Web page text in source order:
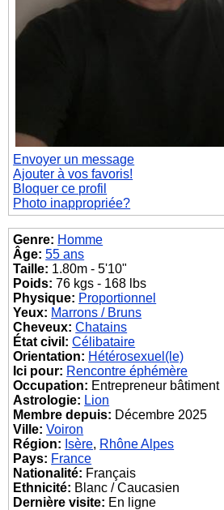
Envoyer un message
Ajouter à vos favoris!
Bloquer ce profil
Photo inappropriée?
Genre: Homme
Âge: 55 ans
Taille: 1.80m - 5'10"
Poids: 76 kgs - 168 lbs
Physique: Proportionnel
Yeux: Marrons / Bruns
Cheveux: Chatains
État civil: Célibataire
Orientation: Hétérosexuel(le)
Ici pour: Rencontre éphémère
Occupation: Entrepreneur bâtiment
Astrologie: Lion
Membre depuis: Décembre 2025
Ville: Voiron
Région: Isère, Rhône Alpes
Pays: France
Nationalité: Français
Ethnicité: Blanc / Caucasien
Dernière visite: En ligne